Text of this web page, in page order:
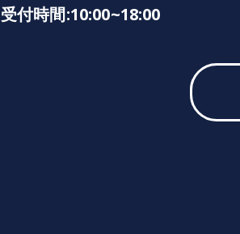
受付時間:10:00~18:00